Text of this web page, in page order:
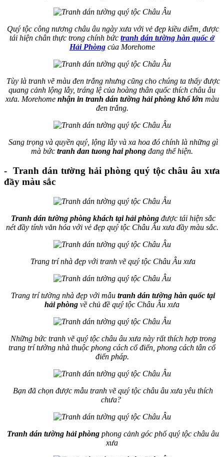
Quý tộc công nương châu âu ngày xưa với vẻ đẹp kiều diễm, được
tái hiện chân thực trong chính bức tranh dán tường hàn quốc ở
Hải Phòngcủa Morehome
Tùy là tranh vẽ màu đen trắng nhưng cũng cho chúng ta thấy được
quang cảnh lộng lẫy, tráng lệ của hoàng thân quốc thích châu âu
xưa. Morehomenhận in tranh dán tường hải phòng khổ lớn màu
đen trắng.
Sang trọng và quyền quý, lộng lẫy và xa hoa đó chính là những gì
mà bức tranh dan tuong hai phong đang thể hiện.
- Tranh dán tường hải phòng quý tộc châu âu xưa
đầy màu sắc
Tranh dán tường phòng khách tại hải phòng được tái hiện sắc
nét đầy tính văn hóa với vẻ đẹp quý tộc Châu Âu xưa đầy màu sắc.
Trang trí nhà đẹp với tranh vẽ quý tộc Châu Âu xưa
Trang trí tường nhà đẹp với mẫu tranh dán tường hàn quốc tại
hải phòng về chủ đề quý tộc Châu Âu xưa
Những bức tranh vẽ quý tộc châu âu xưa này rất thích hợp trong
trang trí tường nhà thuộc phong cách cổ điển, phong cách tân cổ
điển pháp.
Bạn đã chọn được mẫu tranh vẽ quý tộc châu âu xưa yêu thích
chưa?
Tranh dán tường hải phòng phong cảnh góc phố quý tộc châu âu
xưa